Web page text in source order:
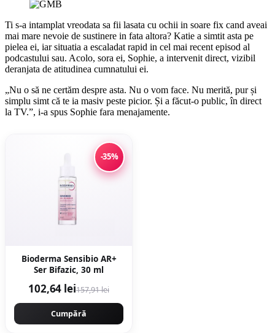
Ti s-a intamplat vreodata sa fii lasata cu ochii in soare fix cand aveai
mai mare nevoie de sustinere in fata altora? Katie a simtit asta pe
pielea ei, iar situatia a escaladat rapid in cel mai recent episod al
podcastului sau. Acolo, sora ei, Sophie, a intervenit direct, vizibil
deranjata de atitudinea cumnatului ei.
„Nu o să ne certăm despre asta. Nu o vom face. Nu merită, pur și
simplu simt că te ia masiv peste picior. Și a făcut-o public, în direct
la TV.”, i-a spus Sophie fara menajamente.
-35%
Bioderma Sensibio AR+
Ser Bifazic, 30 ml
102,64 lei157,91 lei
Cumpără